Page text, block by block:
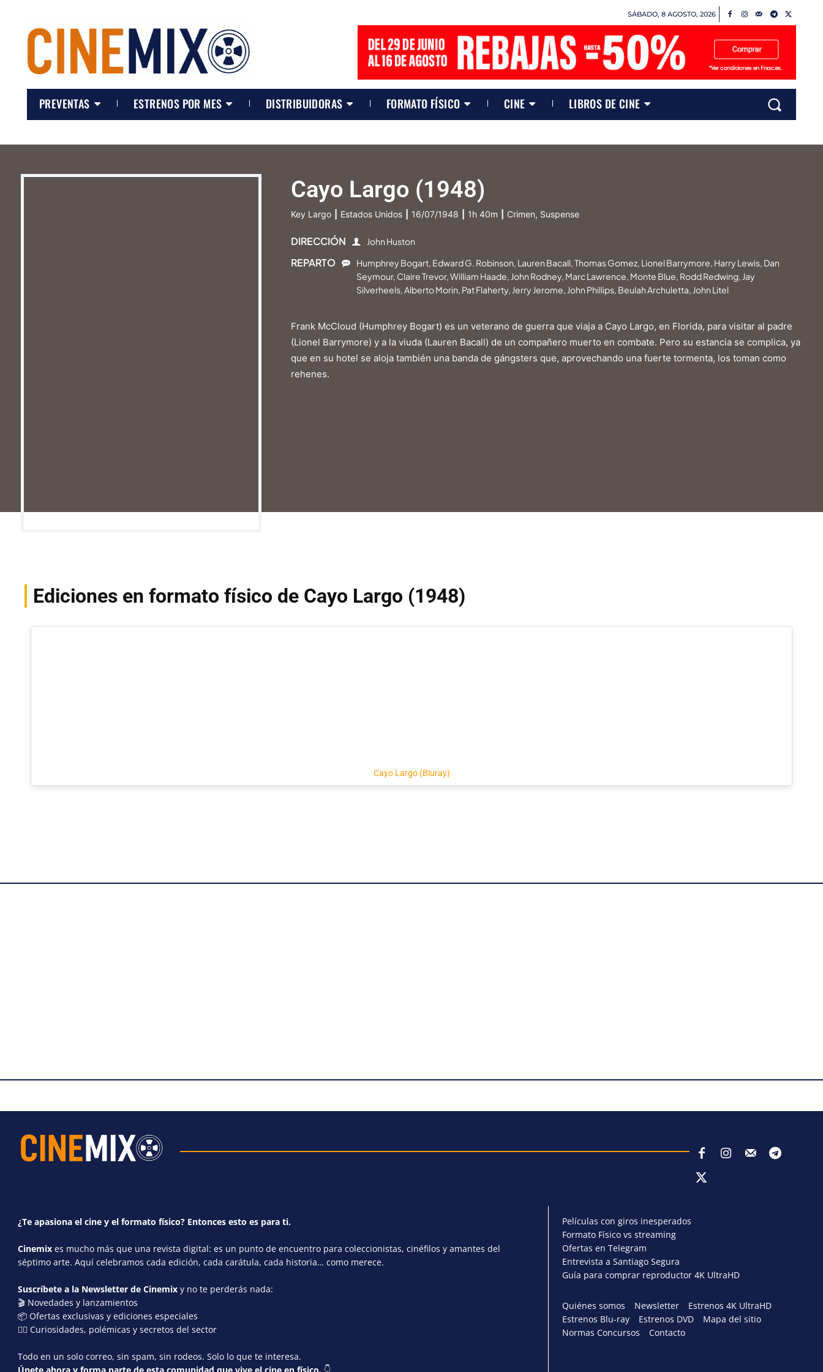
SÁBADO, 8 AGOSTO, 2026
PREVENTAS ESTRENOS POR MES DISTRIBUIDORAS FORMATO FÍSICO CINE LIBROS DE CINE
Cayo Largo (1948)
Key Largo Estados Unidos 16/07/1948 1h 40m Crimen, Suspense
DIRECCIÓN John Huston
REPARTO
Humphrey Bogart, Edward G. Robinson, Lauren Bacall, Thomas Gomez, Lionel Barrymore, Harry Lewis, Dan
Seymour, Claire Trevor, William Haade, John Rodney, Marc Lawrence, Monte Blue, Rodd Redwing, Jay
Silverheels, Alberto Morin, Pat Flaherty, Jerry Jerome, John Phillips, Beulah Archuletta, John Litel
Frank McCloud (Humphrey Bogart) es un veterano de guerra que viaja a Cayo Largo, en Florida, para visitar al padre
(Lionel Barrymore) y a la viuda (Lauren Bacall) de un compañero muerto en combate. Pero su estancia se complica, ya
que en su hotel se aloja también una banda de gángsters que, aprovechando una fuerte tormenta, los toman como
rehenes.
Ediciones en formato físico de Cayo Largo (1948)
Cayo Largo (Bluray)
¿Te apasiona el cine y el formato físico? Entonces esto es para ti.
Cinemix es mucho más que una revista digital: es un punto de encuentro para coleccionistas, cinéfilos y amantes del
séptimo arte. Aquí celebramos cada edición, cada carátula, cada historia… como merece.
Suscríbete a la Newsletter de Cinemix y no te perderás nada:
🎬 Novedades y lanzamientos
📦 Ofertas exclusivas y ediciones especiales
🕵️‍♂️ Curiosidades, polémicas y secretos del sector
Todo en un solo correo, sin spam, sin rodeos. Solo lo que te interesa.
Películas con giros inesperados
Formato Físico vs streaming
Ofertas en Telegram
Entrevista a Santiago Segura
Guía para comprar reproductor 4K UltraHD
Quiénes somos Newsletter
Estrenos 4K UltraHD
Estrenos Blu-ray
Estrenos DVD
Mapa del sitio
Normas Concursos
Contacto